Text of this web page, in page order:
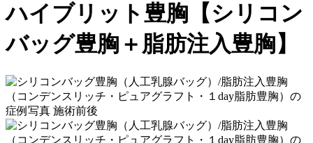
ハイブリット豊胸【シリコン
バッグ豊胸＋脂肪注入豊胸】